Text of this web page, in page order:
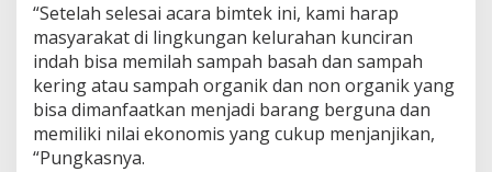
“Setelah selesai acara bimtek ini, kami harap
masyarakat di lingkungan kelurahan kunciran
indah bisa memilah sampah basah dan sampah
kering atau sampah organik dan non organik yang
bisa dimanfaatkan menjadi barang berguna dan
memiliki nilai ekonomis yang cukup menjanjikan,
“Pungkasnya.